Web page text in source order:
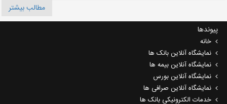
مطالب بیشتر
پیوندها
خانه
نمایشگاه آنلاین بانک ها
نمایشگاه آنلاین بیمه ها
نمایشگاه آنلاین بورس
نمایشگاه آنلاین صرافی ها
خدمات الکترونیکی بانک ها